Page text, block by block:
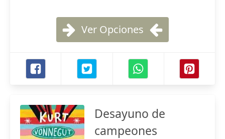
Ver Opciones
Desayuno de
campeones